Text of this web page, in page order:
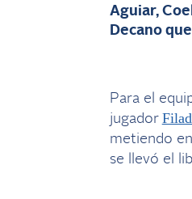
Aguiar,
Decano
Para el
jugador
metiendo
se llevó el